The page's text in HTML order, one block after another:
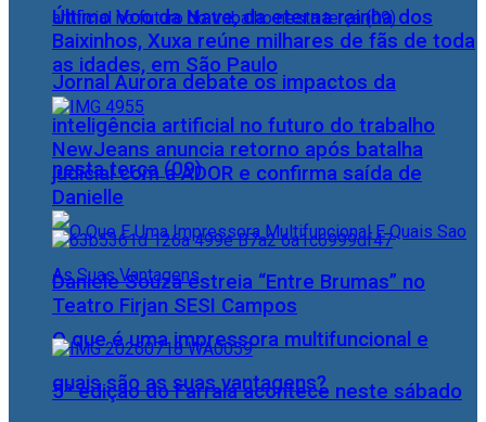
Jornal Aurora debate os impactos da
inteligência artificial no futuro do trabalho
nesta terça (09)
O que é uma impressora multifuncional e
quais são as suas vantagens?
Último Voo da Nave, da eterna rainha dos
Baixinhos, Xuxa reúne milhares de fãs de toda
as idades, em São Paulo
NewJeans anuncia retorno após batalha
judicial com a ADOR e confirma saída de
Danielle
Daniele Souza estreia “Entre Brumas” no
Teatro Firjan SESI Campos
5ª edição do Farraiá acontece neste sábado